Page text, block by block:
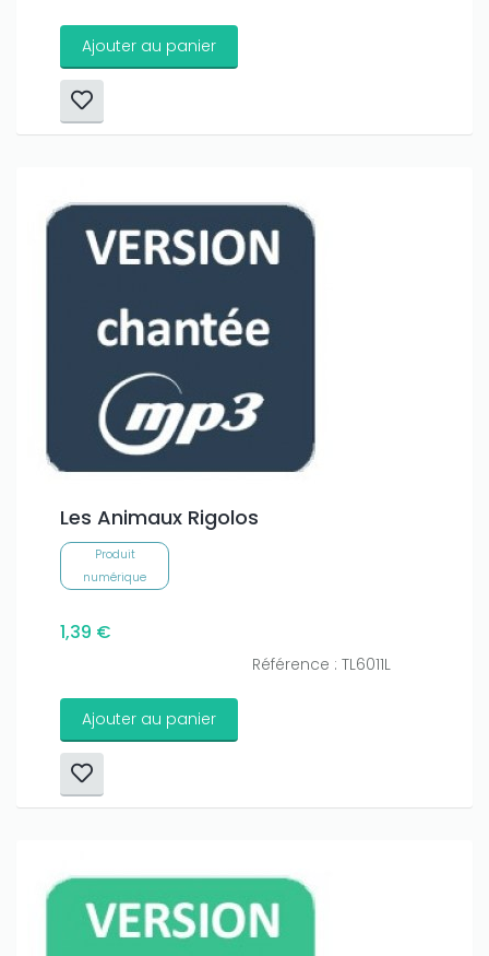
Ajouter au panier
Les Animaux Rigolos
Produit
numérique
1,39 €
Référence : TL6011L
Ajouter au panier
Only play at Joo casinoif you really want to win a huge
amount on your credits!